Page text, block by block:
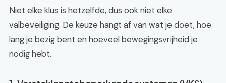
Niet elke klus is hetzelfde, dus ook niet elke
valbeveiliging. De keuze hangt af van wat je doet, hoe
lang je bezig bent en hoeveel bewegingsvrijheid je
nodig hebt.